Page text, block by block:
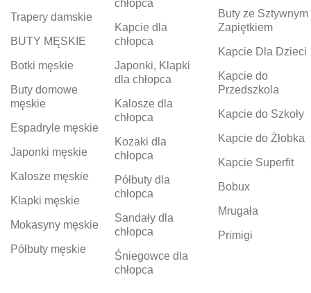
Trapery damskie
BUTY MĘSKIE
Botki męskie
Buty domowe
męskie
Espadryle męskie
Japonki męskie
Kalosze męskie
Klapki męskie
Mokasyny męskie
Półbuty męskie
chłopca
Kapcie dla
chłopca
Japonki, Klapki
dla chłopca
Kalosze dla
chłopca
Kozaki dla
chłopca
Półbuty dla
chłopca
Sandały dla
chłopca
Śniegowce dla
chłopca
Buty ze Sztywnym
Zapiętkiem
Kapcie Dla Dzieci
Kapcie do
Przedszkola
Kapcie do Szkoły
Kapcie do Żłobka
Kapcie Superfit
Bobux
Mrugała
Primigi